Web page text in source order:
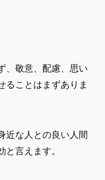
、敬意、配慮、思い
ることはまずありま
近な人との良い人間
と言えます。